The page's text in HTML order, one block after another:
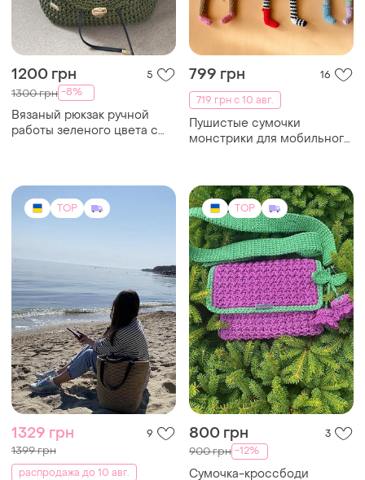
1200 грн 5
1300 грн -8%
Вязаный рюкзак ручной
работы зеленого цвета с
799 грн
16
719 грн с 10 авг.
Пушистые сумочки
монстрики для мобильного
TOP
1329 грн 9
1399 грн
распродажа до 10 авг.
TOP
800 грн 3
900 грн -12%
Сумочка-кроссбоди